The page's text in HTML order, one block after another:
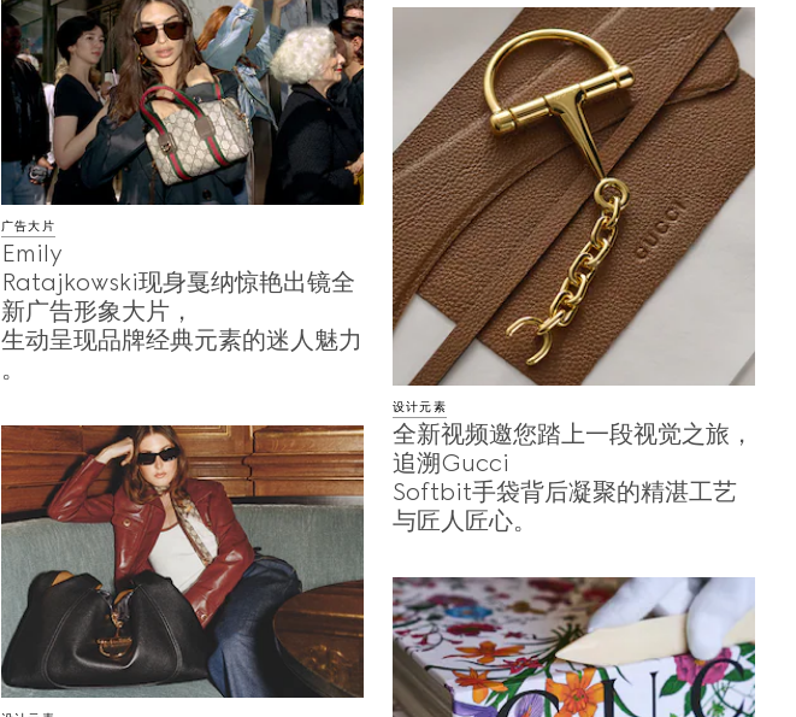
广告大片
Emily
Ratajkowski现身戛纳惊艳出镜全
新广告形象大片，
生动呈现品牌经典元素的迷人魅力
。
设计元素
全新视频邀您踏上一段视觉之旅，
追溯Gucci
Softbit手袋背后凝聚的精湛工艺
与匠人匠心。